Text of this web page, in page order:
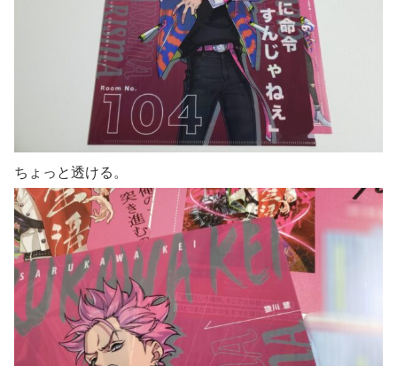
ちょっと透ける。